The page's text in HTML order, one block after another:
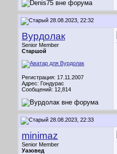
28.08.2023, 22:32
Вурдолак
Senior Member
Старшой
Регистрация: 17.11.2007
Адрес: Гондурас
Сообщений: 12,814
28.08.2023, 22:33
minimaz
Senior Member
Уазовед